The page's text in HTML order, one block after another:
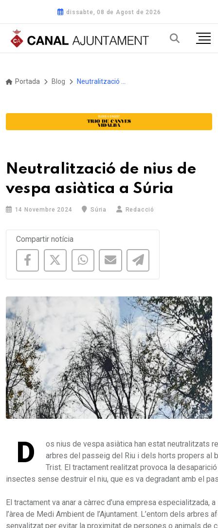
dissabte, 08 de Agost de 2026
Portada Blog
Neutralització de nius de
vespa asiàtica a Súria
14 Novembre 2024 Súria Redacció
Compartir notícia
D
os nius de vespa asiàtica han estat neutralitzats
arbres del passeig del Riu i dels horts propers al
Trist. El tractament realitzat provoca la
insectes sense destruir el niu, que es va degradant amb el
El tractament va anar a càrrec d’una empresa especialitzada,
l’àrea de Medi Ambient de l’Ajuntament. L’entorn dels arbres
senyalitzat per evitar la proximitat de persones o animals de